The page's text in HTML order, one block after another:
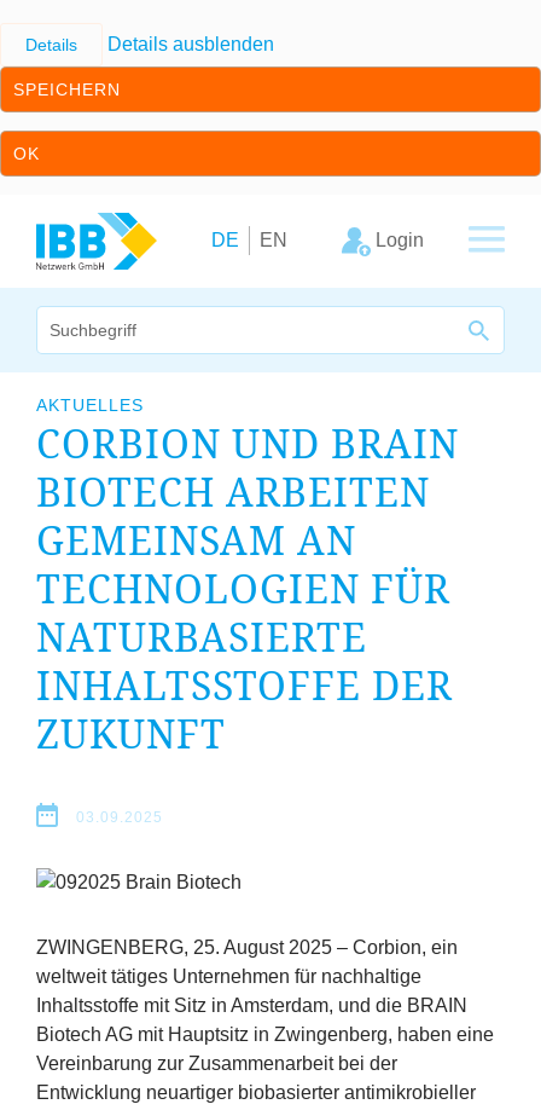
Details Details ausblenden
SPEICHERN
OK
DE EN Login
Unternehmen
Cluster
Leistungsangebot
Arbeitskreise
Erfolge
Fördermöglichkeiten
Presse
Aktuelles
AKTUELLES
CORBION UND BRAIN
BIOTECH ARBEITEN
GEMEINSAM AN
TECHNOLOGIEN FÜR
NATURBASIERTE
INHALTSSTOFFE DER
ZUKUNFT
03.09.2025
ZWINGENBERG, 25. August2025 – Corbion, ein
weltweit tätiges Unternehmen für nachhaltige
Inhaltsstoffe mit Sitz in Amsterdam, und die BRAIN
Biotech AG mit Hauptsitz in Zwingenberg, haben eine
Vereinbarung zur Zusammenarbeit bei der
Entwicklung neuartiger biobasierter antimikrobieller